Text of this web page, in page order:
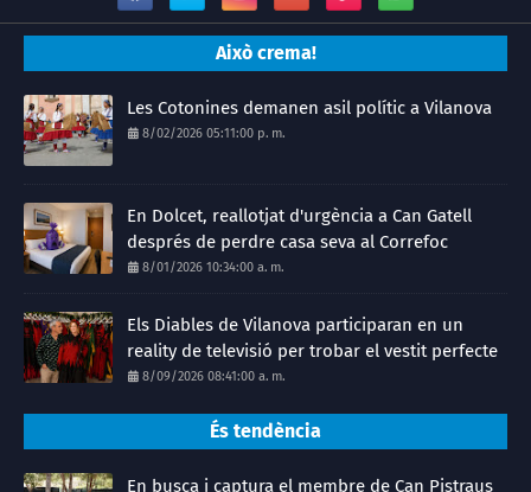
Això crema!
Les Cotonines demanen asil polític a Vilanova
8/02/2026 05:11:00 p. m.
En Dolcet, reallotjat d'urgència a Can Gatell
després de perdre casa seva al Correfoc
8/01/2026 10:34:00 a. m.
Els Diables de Vilanova participaran en un
reality de televisió per trobar el vestit perfecte
8/09/2026 08:41:00 a. m.
És tendència
En busca i captura el membre de Can Pistraus